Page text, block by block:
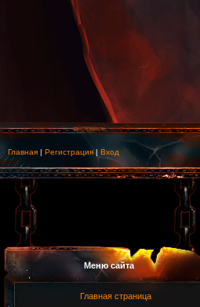
Главная | Регистрация | Вход
Меню сайта
Главная страница